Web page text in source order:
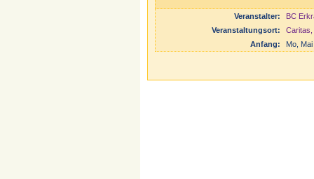
Veranstalter:
BC
Veranstaltungsort:
Anfang:
Mo,